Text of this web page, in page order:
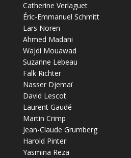
Catherine Verlaguet
Éric-Emmanuel Schmitt
Lars Noren
Ahmed Madani
Wajdi Mouawad
Suzanne Lebeau
Falk Richter
Nasser Djemaï
David Lescot
Laurent Gaudé
Martin Crimp
Jean-Claude Grumberg
Harold Pinter
Yasmina Reza